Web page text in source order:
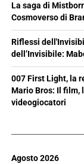
La saga di
Cosmoverso di
Riflessi
dell’Invisibile:
007 First Light, la
Mario Bros: Il film,
videogiocatori
Agosto 2026